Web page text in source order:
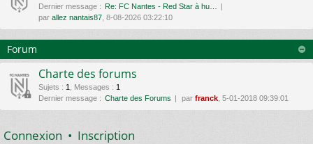
Dernier message : Re: FC Nantes - Red Star à hu…
par allez nantais87 , 8-08-2026 03:22:10
Forum
Charte des forums
Sujets : 1 Messages : 1
Dernier message : Charte des Forums par franck , 5-01-2018 09:39:01
Connexion • Inscription